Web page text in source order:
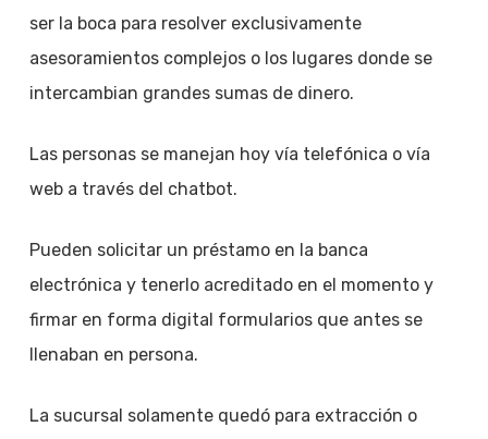
ser la boca para resolver exclusivamente
asesoramientos complejos o los lugares donde se
intercambian grandes sumas de dinero.
Las personas se manejan hoy vía telefónica o vía
web a través del chatbot.
Pueden solicitar un préstamo en la banca
electrónica y tenerlo acreditado en el momento y
firmar en forma digital formularios que antes se
llenaban en persona.
La sucursal solamente quedó para extracción o